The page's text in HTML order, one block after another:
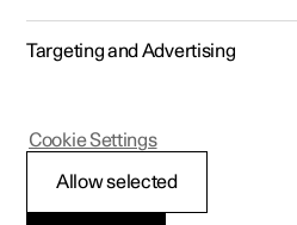
Shop
Mere
Udforsk Polestar 2
Kampagner
Nye lagerbiler
Prøvetur
Nye lagerbiler
Udforsk Polestar 4
Kampagner
Nye lagerbiler
Pre-owned-
Pre-owned Polestar
Prøvetur
Extras tilbehør
(Åbner i et nyt
Experiences
Firmabil
Ejerskab
Opladning
Om Polestar
Bæredygtighed
Polestar 3
Targeting and Advertising
Allow selected
Cookie Settings